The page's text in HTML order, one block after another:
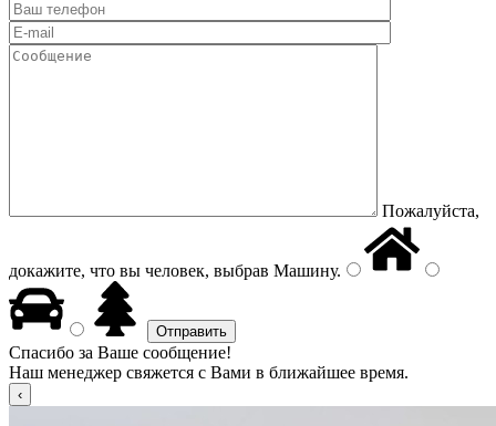
Пожалуйста,
докажите, что вы человек, выбрав Машину.
Спасибо за Ваше сообщение!
Наш менеджер свяжется с Вами в ближайшее время.